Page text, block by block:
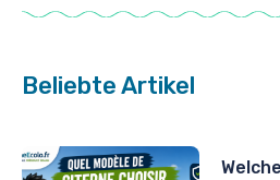
Beliebte Artikel